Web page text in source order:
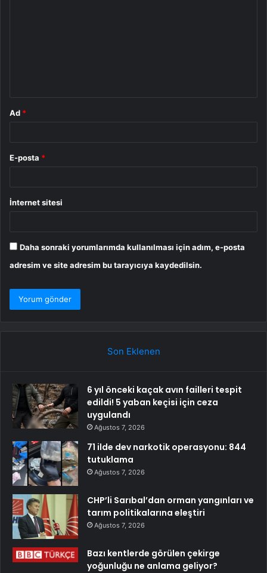
Ad *
E-posta *
İnternet sitesi
Daha sonraki yorumlarımda kullanılması için adım, e-posta
adresim ve site adresim bu tarayıcıya kaydedilsin.
Son Eklenen
6 yıl önceki kaçak avın failleri tespit
edildi! 5 yaban keçisi için ceza
uygulandı
Ağustos 7, 2026
71 ilde dev narkotik operasyonu: 844
tutuklama
Ağustos 7, 2026
CHP’li Sarıbal’dan orman yangınları ve
tarım politikalarına eleştiri
Ağustos 7, 2026
Bazı kentlerde görülen çekirge
yoğunluğu ne anlama geliyor?